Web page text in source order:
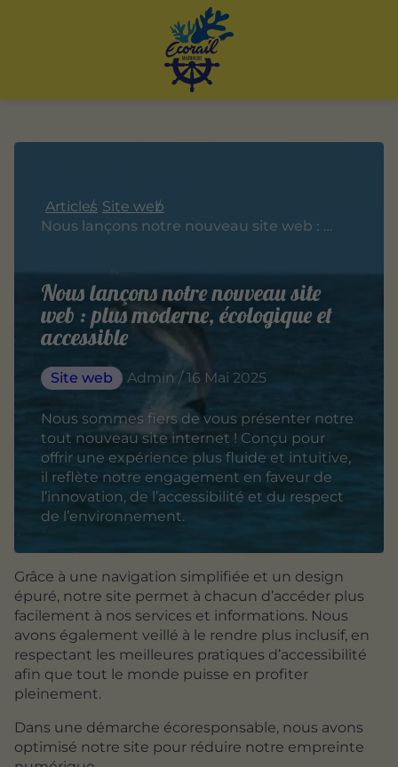
Articles Site web
Nous lançons notre nouveau site web : plus moderne, écologique et accessible
Nous lançons notre nouveau site
web : plus moderne, écologique et
accessible
Site web Admin / 16 Mai 2025
Nous sommes fiers de vous présenter notre
tout nouveau site internet ! Conçu pour
offrir une expérience plus fluide et intuitive,
il reflète notre engagement en faveur de
l’innovation, de l’accessibilité et du respect
de l’environnement.
Grâce à une navigation simplifiée et un design
épuré, notre site permet à chacun d’accéder plus
facilement à nos services et informations. Nous
avons également veillé à le rendre plus inclusif, en
respectant les meilleures pratiques d’accessibilité
afin que tout le monde puisse en profiter
pleinement.
Dans une démarche écoresponsable, nous avons
optimisé notre site pour réduire notre empreinte